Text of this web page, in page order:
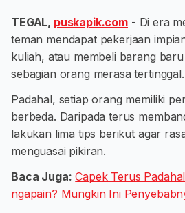
TEGAL, puskapik.com- Di era
teman mendapat pekerjaan
kuliah, atau membeli barang
sebagian orang merasa tertinggal.
Padahal, setiap orang memiliki
berbeda. Daripada terus
lakukan lima tips berikut agar
menguasai pikiran.
Baca Juga: Capek Terus
ngapain? Mungkin Ini